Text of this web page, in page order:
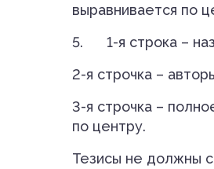
выравнивается по
5. 1-я строка –
2-я строчка –
3-я строчка –
по центру.
Тезисы не должны